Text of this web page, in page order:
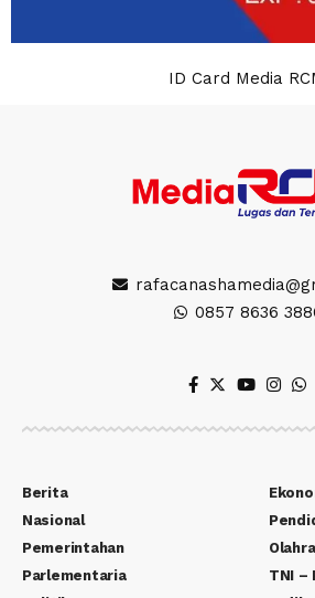
ID Card Media
0857 8636
Berita
Nasional
Pemerintahan
Parlementaria
TNI –